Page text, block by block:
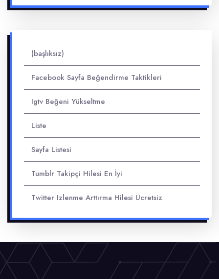
(başlıksız)
Facebook Sayfa Beğendirme Taktikleri
Igtv Beğeni Yükseltme
Liste
Sayfa Listesi
Tumblr Takipçi Hilesi En İyi
Twitter Izlenme Arttırma Hilesi Ücretsiz